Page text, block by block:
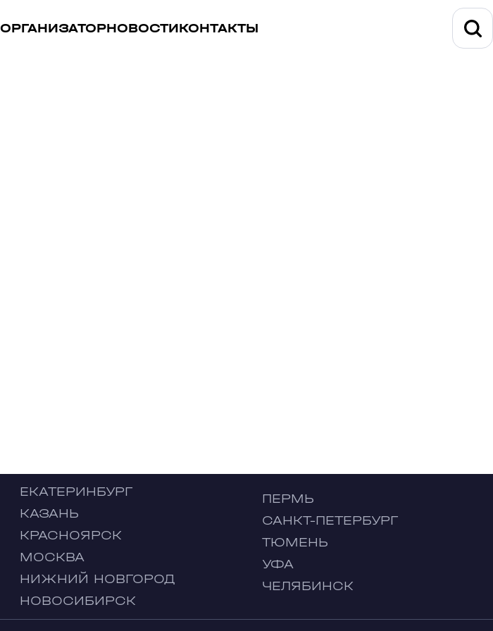
ОРГАНИЗАТОРНОВОСТИКОНТАКТЫ
ЕКАТЕРИНБУРГ
КАЗАНЬ
КРАСНОЯРСК
МОСКВА
НИЖНИЙ НОВГОРОД
НОВОСИБИРСК
ПЕРМЬ
САНКТ-ПЕТЕРБУРГ
ТЮМЕНЬ
УФА
ЧЕЛЯБИНСК